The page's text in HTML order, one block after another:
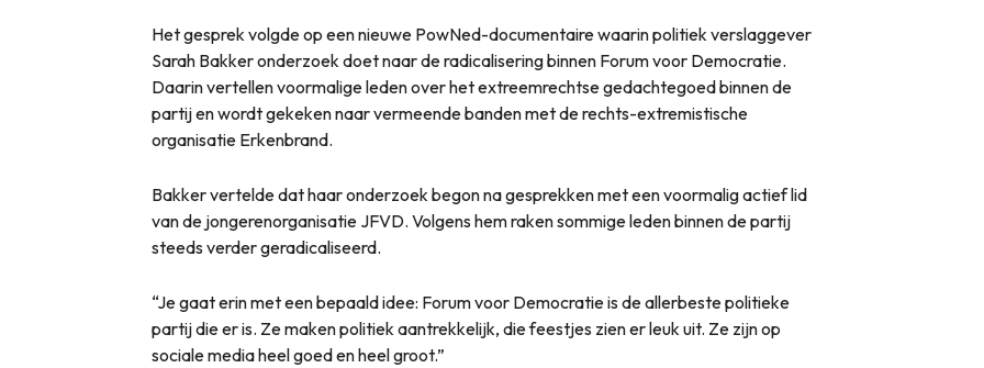
Het gesprek volgde op een nieuwe PowNed-documentaire waarin politiek verslaggever
Sarah Bakker onderzoek doet naar de radicalisering binnen Forum voor Democratie.
Daarin vertellen voormalige leden over het extreemrechtse gedachtegoed binnen de
partij en wordt gekeken naar vermeende banden met de rechts-extremistische
organisatie Erkenbrand.
Bakker vertelde dat haar onderzoek begon na gesprekken met een voormalig actief lid
van de jongerenorganisatie JFVD. Volgens hem raken sommige leden binnen de partij
steeds verder geradicaliseerd.
“Je gaat erin met een bepaald idee: Forum voor Democratie is de allerbeste politieke
partij die er is. Ze maken politiek aantrekkelijk, die feestjes zien er leuk uit. Ze zijn op
sociale media heel goed en heel groot.”